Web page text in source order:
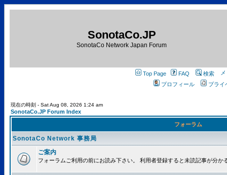
SonotaCo.JP
SonotaCo Network Japan Forum
Top Page FAQ
検索
プロフィール
プライ
現在の時刻 - Sat Aug 08, 2026 1:24 am
SonotaCo.JP Forum Index
フォーラム
SonotaCo Network 事務局
ご案内
フォーラムご利用の前にお読み下さい。 利用者登録すると未読記事が分か